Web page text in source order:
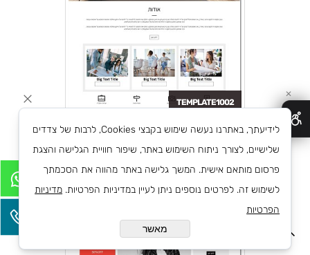
TEMPLATE1002
✕
לידיעתך, באתרנו נעשה שימוש בקבצי Cookies, לרבות של צדדים
שלישיים, לצורך ניתוח השימוש באתר, שיפור חוויית הגלישה והצגת
פרסום מותאם אישית. המשך גלישה באתר מהווה את הסכמתך
לשימוש זה. לפרטים נוספים ניתן לעיין במדיניות הפרטיות. מדיניות
הפרטיות
מאשר